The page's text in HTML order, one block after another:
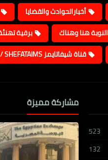
أخبارالحوادث والقضايا
النوبة هنا وهناك برقية
قناة شيفاتايمز TV / SHEFATAIMS
523
132
مشاركة مميزة